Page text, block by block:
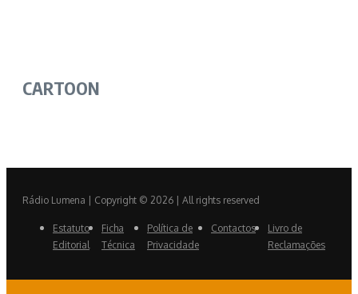
CARTOON
Rádio Lumena | Copyright © 2026 | All rights reserved
Estatuto
Editorial
Ficha
Técnica
Política de
Privacidade
Contactos
Livro de
Reclamações